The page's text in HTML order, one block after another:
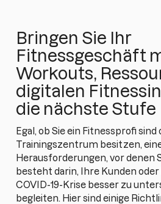
Bringen Sie Ihr
Fitnessgeschäft
Workouts,
digitalen
die nächste Stufe
Egal, ob Sie ein Fitnessprofi sind
Trainingszentrum besitzen,
Herausforderungen, vor denen
besteht darin, Ihre Kunden
COVID-19-Krise besser zu
begleiten. Hier sind einige